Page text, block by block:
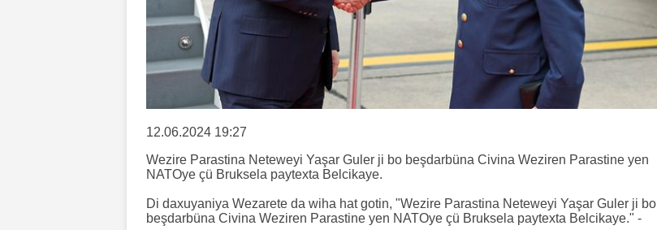
12.06.2024 19:27
Wezire Parastina Neteweyi Yaşar Guler ji bo beşdarbüna Civina Weziren Parastine yen
NATOye çü Bruksela paytexta Belcikaye.
Di daxuyaniya Wezarete da wiha hat gotin, "Wezire Parastina Neteweyi Yaşar Guler ji bo
beşdarbüna Civina Weziren Parastine yen NATOye çü Bruksela paytexta Belcikaye." -